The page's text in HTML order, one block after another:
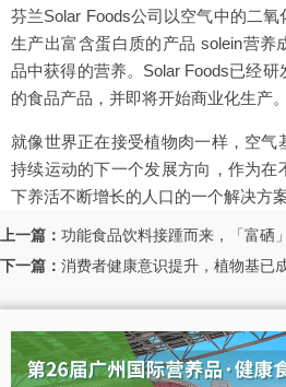
芬兰Solar Foods公司以空气中的二氧
生产出富含蛋白质的产品 solein营养
品中获得的营养。Solar Foods已经研
的食品产品，并即将开始商业化生产。
就像世界正在接受植物肉一样，空气
持续运动的下一个发展方向，作为在
下养活不断增长的人口的一个解决方案
上一篇： 功能食品饮料接踵而来，「富硒
下一篇： 消费者健康意识提升，植物基已